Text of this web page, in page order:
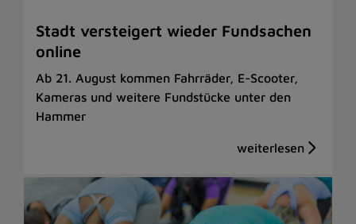
Stadt versteigert wieder Fundsachen
online
Ab 21. August kommen Fahrräder, E-Scooter,
Kameras und weitere Fundstücke unter den
Hammer